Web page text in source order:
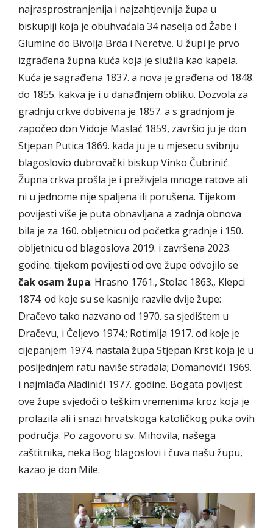
najrasprostranjenija i najzahtjevnija župa u
biskupiji koja je obuhvaćala 34 naselja od Žabe i
Glumine do Bivolja Brda i Neretve. U župi je prvo
izgrađena župna kuća koja je služila kao kapela.
Kuća je sagrađena 1837. a nova je građena od 1848.
do 1855. kakva je i u danađnjem obliku. Dozvola za
gradnju crkve dobivena je 1857. a s gradnjom je
započeo don Vidoje Maslać 1859, završio ju je don
Stjepan Putica 1869. kada ju je u mjesecu svibnju
blagoslovio dubrovački biskup Vinko Čubrinić.
Župna crkva prošla je i preživjela mnoge ratove ali
ni u jednome nije spaljena ili porušena. Tijekom
povijesti više je puta obnavljana a zadnja obnova
bila je za 160. obljetnicu od početka gradnje i 150.
obljetnicu od blagoslova 2019. i završena 2023.
godine. tijekom povijesti od ove župe odvojilo se
čak osam župa: Hrasno 1761., Stolac 1863., Klepci
1874. od koje su se kasnije razvile dvije župe:
Dračevo tako nazvano od 1970. sa sjedištem u
Dračevu, i Čeljevo 1974.; Rotimlja 1917. od koje je
cijepanjem 1974. nastala župa Stjepan Krst koja je u
posljednjem ratu naviše stradala; Domanovići 1969.
i najmlađa Aladinići 1977. godine. Bogata povijest
ove župe svjedoči o teškim vremenima kroz koja je
prolazila ali i snazi hrvatskoga katoličkog puka ovih
područja. Po zagovoru sv. Mihovila, našega
zaštitnika, neka Bog blagoslovi i čuva našu župu,
kazao je don Mile.